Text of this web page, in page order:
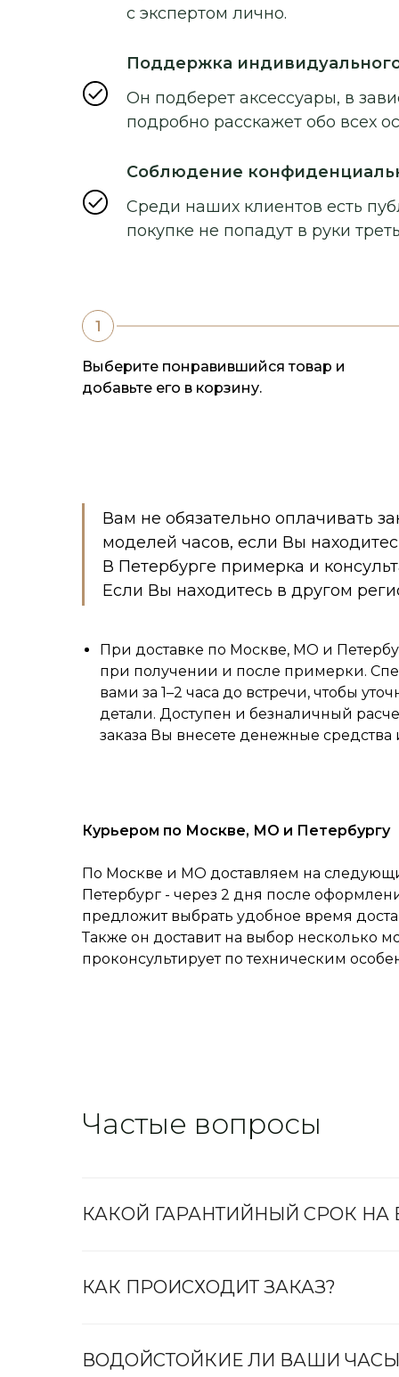
с экспертом лично.
Поддержка
Он подберет аксессуары, в
подробно расскажет обо всех
Соблюдение
Среди наших клиентов есть
покупке не попадут в руки
Выберите понравившийся товар и
добавьте его в корзину.
Вам не обязательно оплачивать
моделей часов, если Вы
В Петербурге примерка и
Если Вы находитесь в другом
При доставке по Москве, МО и
при получении и после примерки.
вами за 1–2 часа до встречи, чтобы
детали. Доступен и безналичный
заказа Вы внесете денежные средства
Курьером по Москве, МО и Петербургу
По Москве и МО доставляем на
Петербург - через 2 дня после
предложит выбрать удобное время
Также он доставит на выбор несколько
проконсультирует по техническим
Частые вопросы
КАКОЙ ГАРАНТИЙНЫЙ СРОК НА
КАК ПРОИСХОДИТ ЗАКАЗ?
ВОДОЙСТОЙКИЕ ЛИ ВАШИ